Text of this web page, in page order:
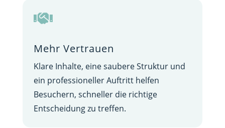

Mehr Vertrauen
Klare Inhalte, eine saubere Struktur und
ein professioneller Auftritt helfen
Besuchern, schneller die richtige
Entscheidung zu treffen.